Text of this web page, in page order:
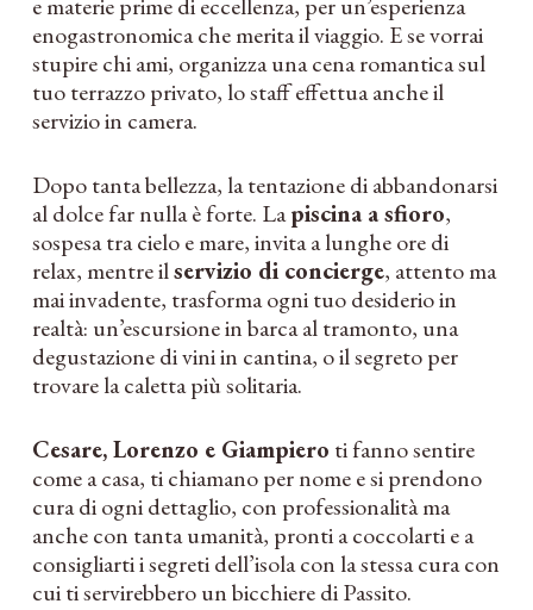
e materie prime di eccellenza, per un’esperienza
enogastronomica che merita il viaggio. E se vorrai
stupire chi ami, organizza una cena romantica sul
tuo terrazzo privato, lo staff effettua anche il
servizio in camera.
Dopo tanta bellezza, la tentazione di abbandonarsi
al dolce far nulla è forte. Lapiscina a sfioro,
sospesa tra cielo e mare, invita a lunghe ore di
relax, mentre ilservizio di concierge, attento ma
mai invadente, trasforma ogni tuo desiderio in
realtà: un’escursione in barca al tramonto, una
degustazione di vini in cantina, o il segreto per
trovare la caletta più solitaria.
Cesare, Lorenzo e Giampiero ti fanno sentire
come a casa, ti chiamano per nome e si prendono
cura di ogni dettaglio, con professionalità ma
anche con tanta umanità, pronti a coccolarti e a
consigliarti i segreti dell’isola con la stessa cura con
cui ti servirebbero un bicchiere di Passito.